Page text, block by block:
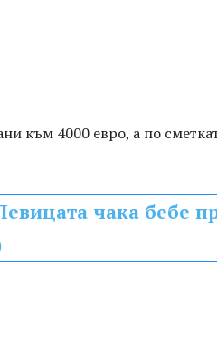
към 4000 евро, а по
чака бебе